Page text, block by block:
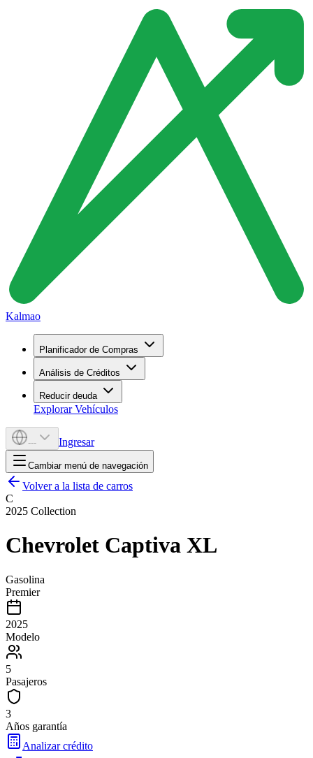
Kalmao
Planificador de Compras
Análisis de Créditos
Reducir deuda
Explorar Vehículos
--- Ingresar
Cambiar menú de navegación
Volver a la lista de carros
C
2025 Collection
Chevrolet Captiva XL
Gasolina
Premier
2025
Modelo
5
Pasajeros
3
Años garantía
Analizar crédito